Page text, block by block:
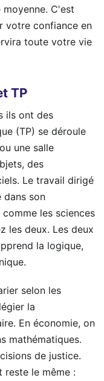
C'est
votre confiance en
toute votre vie
TP
ils ont des
(TP) se déroule
une salle
des
Le travail dirigé
dans son
les sciences
les deux. Les deux
la logique,
selon les
la
En économie, on
mathématiques.
de justice.
reste le même :